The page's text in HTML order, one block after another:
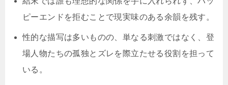
ピーエンドを拒むことで現実味のある余韻を残す。
性的な描写は多いものの、単なる刺激ではなく、登
場人物たちの孤独とズレを際立たせる役割を担って
いる。